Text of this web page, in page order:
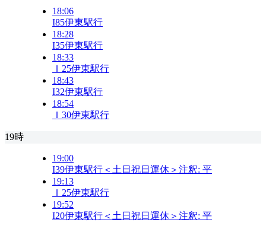
18:06
I85伊東駅行
18:28
I35伊東駅行
18:33
Ｉ25伊東駅行
18:43
I32伊東駅行
18:54
Ｉ30伊東駅行
19時
19:00
I39伊東駅行＜土日祝日運休＞ 注釈: 平
19:13
Ｉ25伊東駅行
19:52
I20伊東駅行＜土日祝日運休＞ 注釈: 平